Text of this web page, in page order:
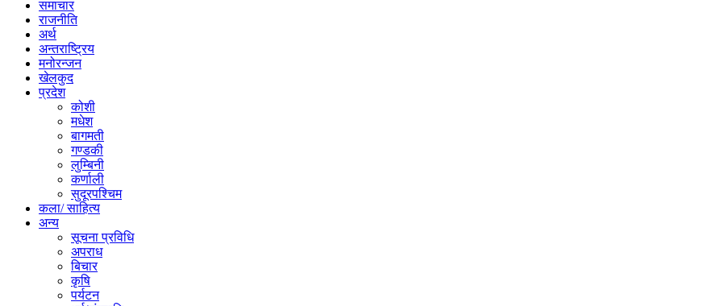
समाचार
राजनीति
अर्थ
अन्तराष्ट्रिय
मनोरन्जन
खेलकुद
प्रदेश
कोशी
मधेश
बागमती
गण्डकी
लुम्बिनी
कर्णाली
सुदूरपश्चिम
कला/ साहित्य
अन्य
सूचना प्रविधि
अपराध
बिचार
कृषि
पर्यटन